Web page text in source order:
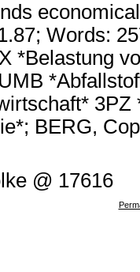
Words:
*Belastung
3PZ
BERG,
@ 17616